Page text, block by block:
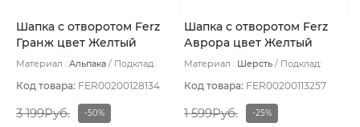
Шапка с отворотом Ferz
Гранж цвет Желтый
Материал : Альпака
Подклад:
Код товара: FER00200128134
3 199Руб. -50%
Шапка с отворотом Ferz
Аврора цвет Желтый
Материал : Шерсть
Подклад:
Код товара: FER00200113257
1 599Руб. -25%